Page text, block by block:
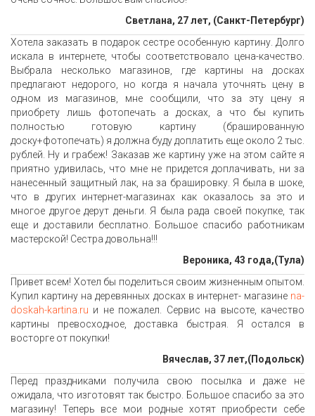
Светлана, 27 лет, (Санкт-Петербург)
Хотела заказать в подарок сестре особенную картину. Долго
искала в интернете, чтобы соответствовало цена-качество.
Выбрала несколько магазинов, где картины на досках
предлагают недорого, но когда я начала уточнять цену в
одном из магазинов, мне сообщили, что за эту цену я
приобрету лишь фотопечать а досках, а что бы купить
полностью готовую картину (брашированную
доску+фотопечать) я должна буду доплатить еще около 2 тыс.
рублей. Ну и грабеж! Заказав же картину уже на этом сайте я
приятно удивилась, что мне не придется доплачивать, ни за
нанесенный защитный лак, на за брашировку. Я была в шоке,
что в других интернет-магазинах как оказалось за это и
многое другое дерут деньги. Я была рада своей покупке, так
еще и доставили бесплатно. Большое спасибо работникам
мастерской! Сестра довольна!!!
Вероника, 43 года,(Тула)
Привет всем! Хотел бы поделиться своим жизненным опытом.
Купил картину на деревянных досках в интернет- магазине na-
doskah-kartina.ru и не пожалел. Сервис на высоте, качество
картины превосходное, доставка быстрая. Я остался в
восторге от покупки!
Вячеслав, 37 лет,(Подольск)
Перед праздниками получила свою посылка и даже не
ожидала, что изготовят так быстро. Большое спасибо за это
магазину! Теперь все мои родные хотят приобрести себе